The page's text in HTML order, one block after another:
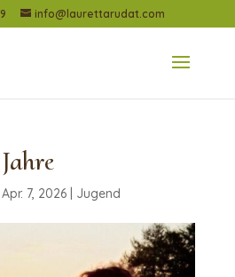
info@laurettarudat.com
Apr. 7, 2026| Jugend